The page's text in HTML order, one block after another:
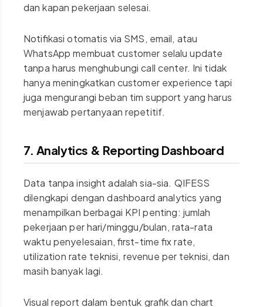
dan kapan pekerjaan selesai.
Notifikasi otomatis via SMS, email, atau
WhatsApp membuat customer selalu update
tanpa harus menghubungi call center. Ini tidak
hanya meningkatkan customer experience tapi
juga mengurangi beban tim support yang harus
menjawab pertanyaan repetitif.
7. Analytics & Reporting Dashboard
Data tanpa insight adalah sia-sia. QIFESS
dilengkapi dengan dashboard analytics yang
menampilkan berbagai KPI penting: jumlah
pekerjaan per hari/minggu/bulan, rata-rata
waktu penyelesaian, first-time fix rate,
utilization rate teknisi, revenue per teknisi, dan
masih banyak lagi.
Visual report dalam bentuk grafik dan chart